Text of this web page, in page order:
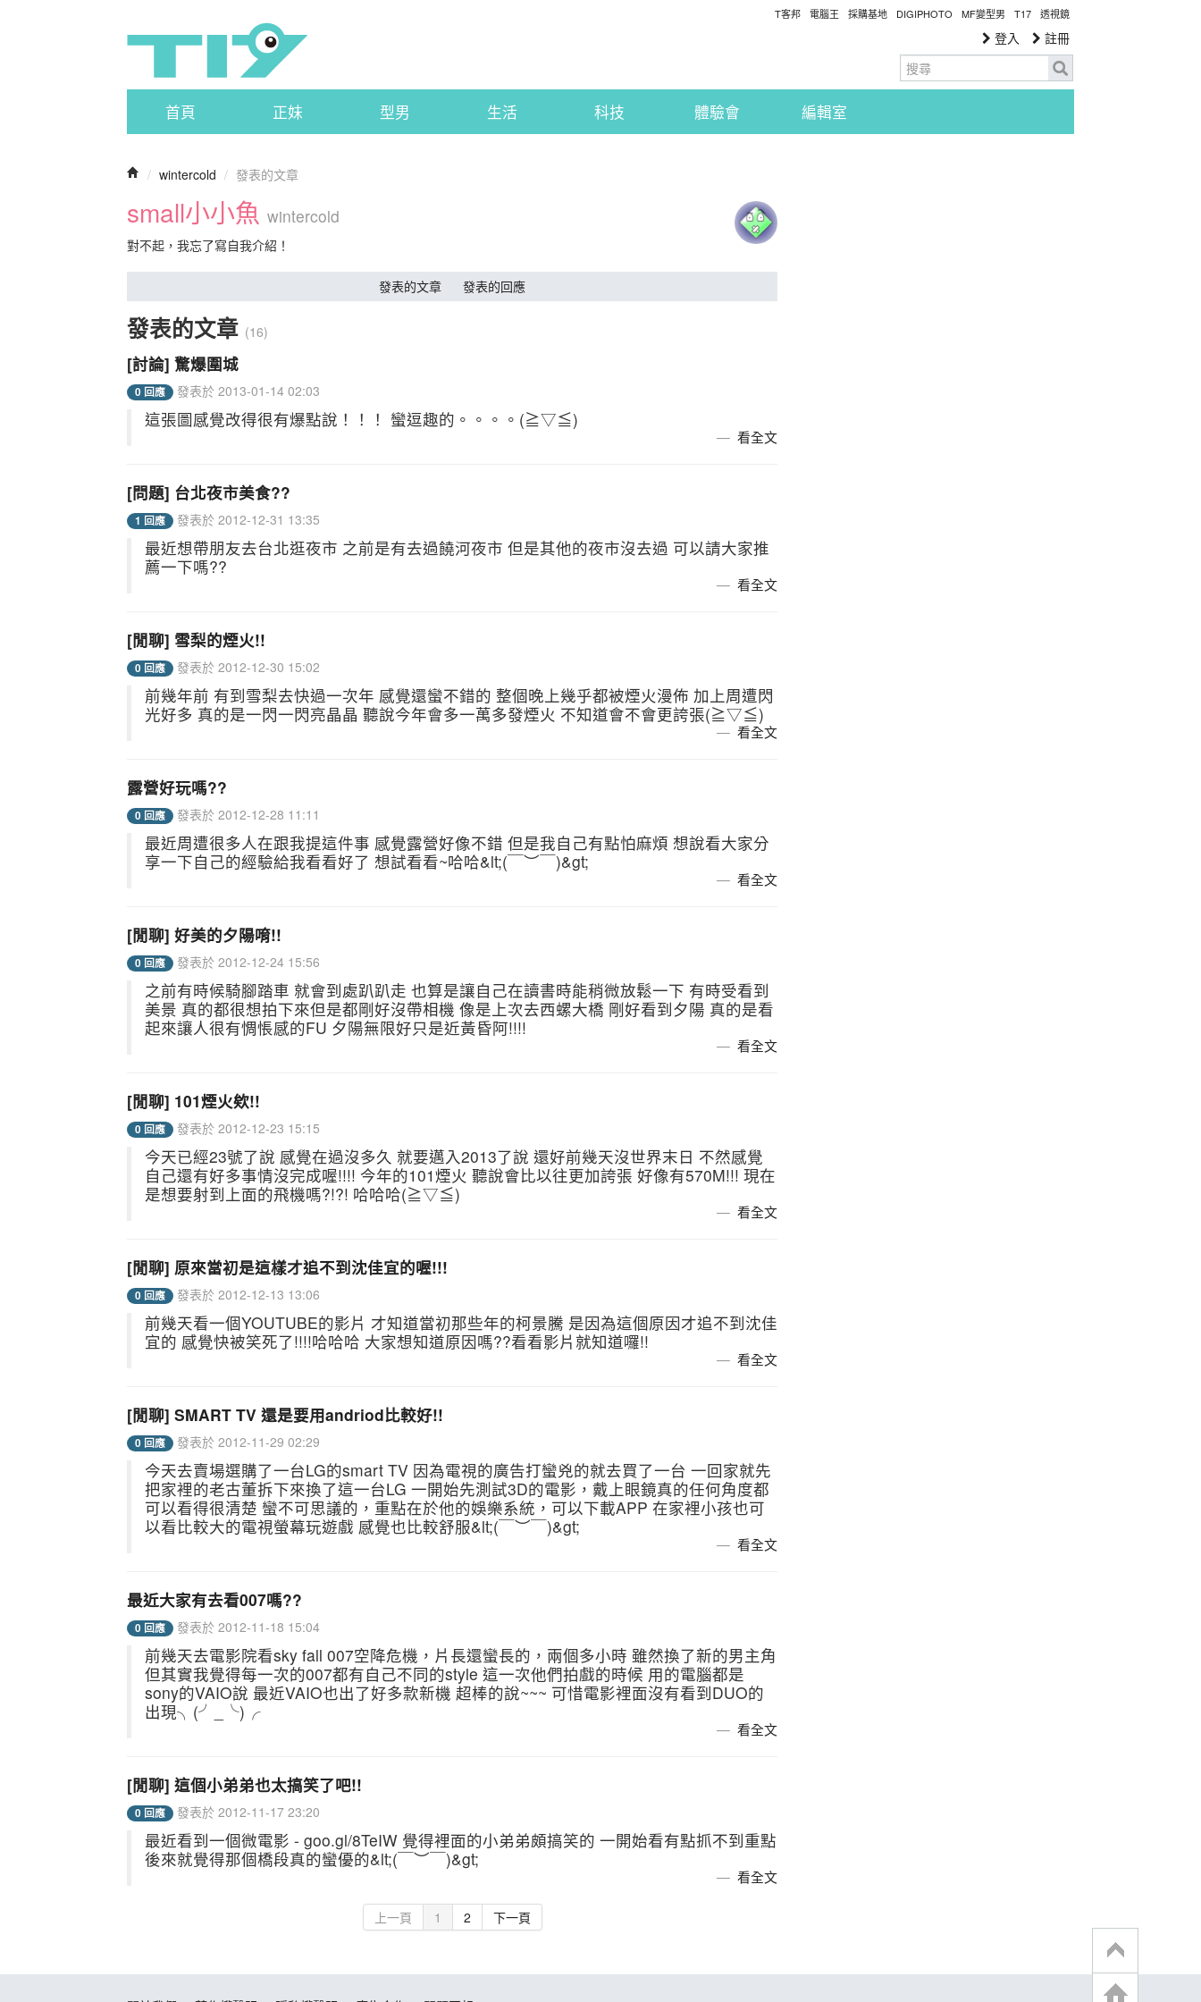
T客邦 電腦王 採購基地 DIGIPHOTO MF變型男 T17 透視鏡
登入 註冊
首頁 正妹 型男 生活 科技 體驗會 編輯室
/ wintercold / 發表的文章
small小小魚 wintercold
對不起，我忘了寫自我介紹！
發表的文章 發表的回應
發表的文章 (16)
[討論] 驚爆圍城
0 回應 發表於 2013-01-14 02:03
這張圖感覺改得很有爆點說！！！ 蠻逗趣的。。。。(≧▽≦)
看全文
[問題] 台北夜市美食??
1 回應 發表於 2012-12-31 13:35
最近想帶朋友去台北逛夜市 之前是有去過饒河夜市 但是其他的夜市沒去過 可以請大家推
薦一下嗎??
看全文
[閒聊] 雪梨的煙火!!
0 回應 發表於 2012-12-30 15:02
前幾年前 有到雪梨去快過一次年 感覺還蠻不錯的 整個晚上幾乎都被煙火漫佈 加上周遭閃
光好多 真的是一閃一閃亮晶晶 聽說今年會多一萬多發煙火 不知道會不會更誇張(≧▽≦)
看全文
露營好玩嗎??
0 回應 發表於 2012-12-28 11:11
最近周遭很多人在跟我提這件事 感覺露營好像不錯 但是我自己有點怕麻煩 想說看大家分
享一下自己的經驗給我看看好了 想試看看~哈哈&lt;(￣︶￣)&gt;
看全文
[閒聊] 好美的夕陽唷!!
0 回應 發表於 2012-12-24 15:56
之前有時候騎腳踏車 就會到處趴趴走 也算是讓自己在讀書時能稍微放鬆一下 有時受看到
美景 真的都很想拍下來但是都剛好沒帶相機 像是上次去西螺大橋 剛好看到夕陽 真的是看
起來讓人很有惆悵感的FU 夕陽無限好只是近黃昏阿!!!!
看全文
[閒聊] 101煙火欸!!
0 回應 發表於 2012-12-23 15:15
今天已經23號了說 感覺在過沒多久 就要邁入2013了說 還好前幾天沒世界末日 不然感覺
自己還有好多事情沒完成喔!!!! 今年的101煙火 聽說會比以往更加誇張 好像有570M!!! 現在
是想要射到上面的飛機嗎?!?! 哈哈哈(≧▽≦)
看全文
[閒聊] 原來當初是這樣才追不到沈佳宜的喔!!!
0 回應 發表於 2012-12-13 13:06
前幾天看一個YOUTUBE的影片 才知道當初那些年的柯景騰 是因為這個原因才追不到沈佳
宜的 感覺快被笑死了!!!!哈哈哈 大家想知道原因嗎??看看影片就知道囉!!
看全文
[閒聊] SMART TV 還是要用andriod比較好!!
0 回應 發表於 2012-11-29 02:29
今天去賣場選購了一台LG的smart TV 因為電視的廣告打蠻兇的就去買了一台 一回家就先
把家裡的老古董拆下來換了這一台LG 一開始先測試3D的電影，戴上眼鏡真的任何角度都
可以看得很清楚 蠻不可思議的，重點在於他的娛樂系統，可以下載APP 在家裡小孩也可
以看比較大的電視螢幕玩遊戲 感覺也比較舒服&lt;(￣︶￣)&gt;
看全文
最近大家有去看007嗎??
0 回應 發表於 2012-11-18 15:04
前幾天去電影院看sky fall 007空降危機，片長還蠻長的，兩個多小時 雖然換了新的男主角
但其實我覺得每一次的007都有自己不同的style 這一次他們拍戲的時候 用的電腦都是
sony的VAIO說 最近VAIO也出了好多款新機 超棒的說~~~ 可惜電影裡面沒有看到DUO的
出現╮(╯_╰)╭
看全文
[閒聊] 這個小弟弟也太搞笑了吧!!
0 回應 發表於 2012-11-17 23:20
最近看到一個微電影 - goo.gl/8TeIW 覺得裡面的小弟弟頗搞笑的 一開始看有點抓不到重點
後來就覺得那個橋段真的蠻優的&lt;(￣︶￣)&gt;
看全文
上一頁 1 2 下一頁